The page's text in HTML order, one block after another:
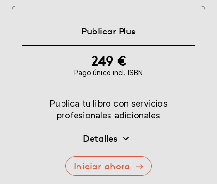
Publicar Plus
249 €
Pago único incl. ISBN
Publica tu libro con servicios
profesionales adicionales
Detalles
Iniciar ahora